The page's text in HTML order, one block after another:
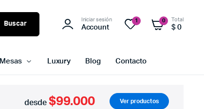
Buscar
Iniciar sesión
Account
1 0 Total
$ 0
Mesas Luxury Blog Contacto
desde $99.000 Ver productos